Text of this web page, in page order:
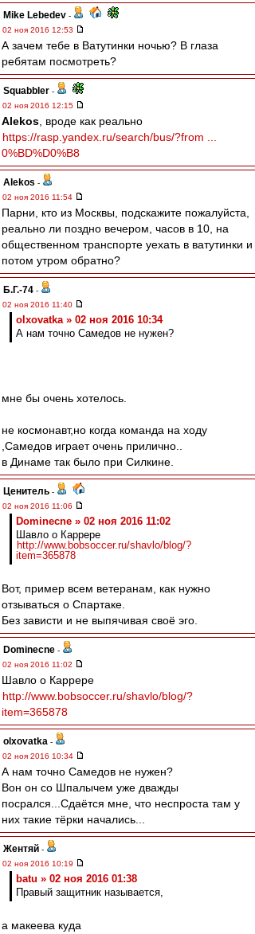
Mike Lebedev -
02 ноя 2016 12:53
А зачем тебе в Ватутинки ночью? В глаза
ребятам посмотреть?
Squabbler -
02 ноя 2016 12:15
Alekos , вроде как реально
https://rasp.yandex.ru/search/bus/?from ...
0%BD%D0%B8
Alekos -
02 ноя 2016 11:54
Парни, кто из Москвы, подскажите пожалуйста,
реально ли поздно вечером, часов в 10, на
общественном транспорте уехать в ватутинки и
потом утром обратно?
Б.Г.-74 -
02 ноя 2016 11:40
olxovatka » 02 ноя 2016 10:34
А нам точно Самедов не нужен?
мне бы очень хотелось.
не космонавт,но когда команда на ходу
,Самедов играет очень прилично..
в Динаме так было при Силкине.
Ценитель -
02 ноя 2016 11:06
Dominecne » 02 ноя 2016 11:02
Шавло о Каррере
http://www.bobsoccer.ru/shavlo/blog/?
item=365878
Вот, пример всем ветеранам, как нужно
отзываться о Спартаке.
Без зависти и не выпячивая своё эго.
Dominecne -
02 ноя 2016 11:02
Шавло о Каррере
http://www.bobsoccer.ru/shavlo/blog/?
item=365878
olxovatka -
02 ноя 2016 10:34
А нам точно Самедов не нужен?
Вон он со Шпалычем уже дважды
посрался...Сдаётся мне, что неспроста там у
них такие тёрки начались...
Жентяй -
02 ноя 2016 10:19
batu » 02 ноя 2016 01:38
Правый защитник называется,
а макеева куда